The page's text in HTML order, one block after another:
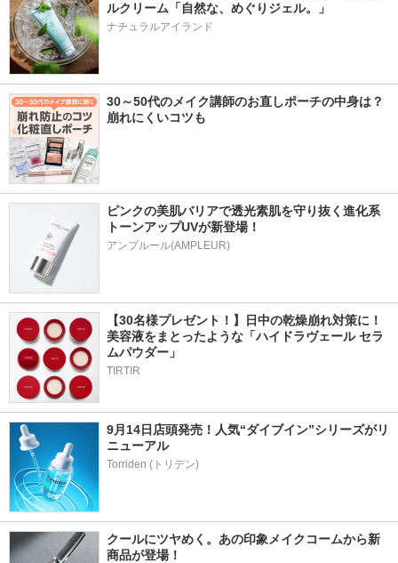
ルクリーム「自然な、めぐりジェル。」
ナチュラルアイランド
30～50代のメイク講師のお直しポーチの中身は？
崩れにくいコツも
ピンクの美肌バリアで透光素肌を守り抜く進化系
トーンアップUVが新登場！
アンプルール(AMPLEUR)
【30名様プレゼント！】日中の乾燥崩れ対策に！
美容液をまとったような「ハイドラヴェール セラ
ムパウダー」
TIRTIR
9月14日店頭発売！人気“ダイブイン”シリーズがリ
ニューアル
クールにツヤめく。あの印象メイクコームから新
商品が登場！